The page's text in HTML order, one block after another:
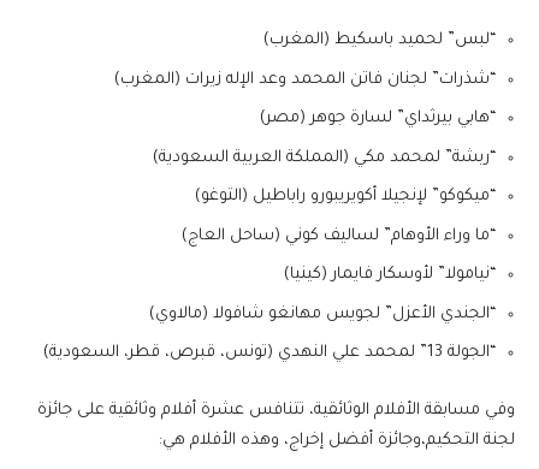
“لبس” لحميد باسكيط (المغرب)
“شذرات” لجنان فاتن المحمد وعد الإله زيرات (المغرب)
“هابي بيرثداي” لسارة جوهر (مصر)
“ربشة” لمحمد مكي (المملكة العربية السعودية)
“ميكوكو” لإنجيلا أكويريبورو راباطيل (التوغو)
“ما وراء الأوهام” لساليف كوني (ساحل العاج)
“نيامولا” لأوسكار فايمار (كينيا)
“الجندي الأعزل” لجويس مهانغو شافولا (مالاوي)
“الجولة 13” لمحمد علي النهدي (تونس، قبرص، قطر، السعودية)
وفي مسابقة الأفلام الوثائقية، تتنافس عشرة أفلام وثائقية على جائزة
لجنة التحكيم،وجائزة أفضل إخراج، وهذه الأفلام هي: